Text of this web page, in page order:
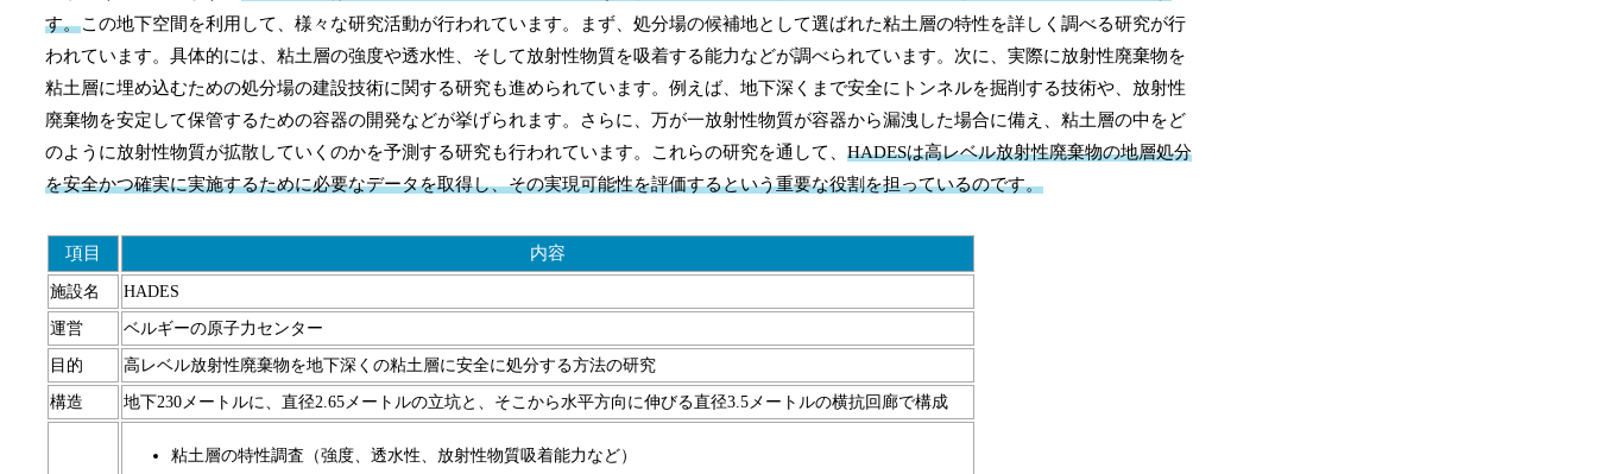
す。この地下空間を利用して、様々な研究活動が行われています。まず、処分場の候補地として選ばれた粘土層の特性を詳しく調べる研究が行
われています。具体的には、粘土層の強度や透水性、そして放射性物質を吸着する能力などが調べられています。次に、実際に放射性廃棄物を
粘土層に埋め込むための処分場の建設技術に関する研究も進められています。例えば、地下深くまで安全にトンネルを掘削する技術や、放射性
廃棄物を安定して保管するための容器の開発などが挙げられます。さらに、万が一放射性物質が容器から漏洩した場合に備え、粘土層の中をど
のように放射性物質が拡散していくのかを予測する研究も行われています。これらの研究を通して、 HADESは高レベル放射性廃棄物の地層処分
を安全かつ確実に実施するために必要なデータを取得し、その実現可能性を評価するという重要な役割を担っているのです。
項目 内容
施設名 HADES
運営 ベルギーの原子力センター
目的 高レベル放射性廃棄物を地下深くの粘土層に安全に処分する方法の研究
構造 地下230メートルに、直径2.65メートルの立坑と、そこから水平方向に伸びる直径3.5メートルの横抗回廊で構成
粘土層の特性調査（強度、透水性、放射性物質吸着能力など）